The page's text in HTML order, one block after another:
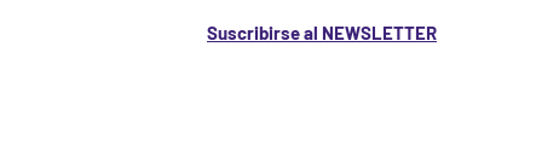
Suscribirse al NEWSLETTER